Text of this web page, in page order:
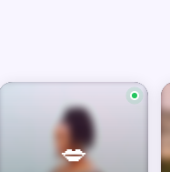
💋